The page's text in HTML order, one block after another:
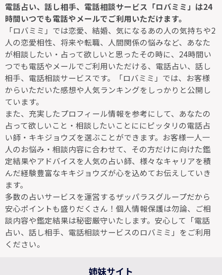
電話占い、話し相手、電話相談サービス「ロバミミ」は24
時間いつでも電話やメールでご利用いただけます。
「ロバミミ」では恋愛、結婚、気になるあの人の気持ちや2
人の恋愛相性、将来や転職、人間関係の悩みなど、あなた
が相談したい・占って欲しいと思ったその時に、24時間い
つでも電話やメールでご利用いただける、電話占い、話し
相手、電話相談サービスです。「ロバミミ」では、お客様
からいただいた感想や人気ランキングをしっかりと公開し
ています。
また、充実したプロフィール情報を参考にして、あなたの
占って欲しいこと・相談したいことににピッタリの電話占
い師・キキジョウズを選ぶことができます。お客様一人一
人のお悩み・相談内容に合わせて、その方だけに向けた鑑
定結果やアドバイスを人気の占い師、様々なキャリアを積
んだ経験豊富なキキジョウズが心を込めてお伝えしていき
ます。
多数の占いサービスを運営するザッパラスグループだから
安心ポイントも盛りだくさん！個人情報保護は勿論、ご相
談内容や鑑定結果は秘密厳守いたします。安心して「電話
占い、話し相手、電話相談サービスのロバミミ」をご利用
ください。
姉妹サイト